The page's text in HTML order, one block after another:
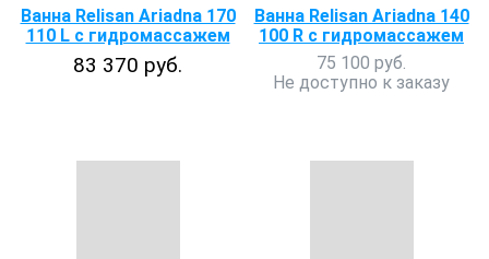
Ванна Relisan Ariadna 170
110 L с гидромассажем
83 370 руб.
Ванна Relisan Ariadna 140
100 R с гидромассажем
75 100 руб.
Не доступно к заказу